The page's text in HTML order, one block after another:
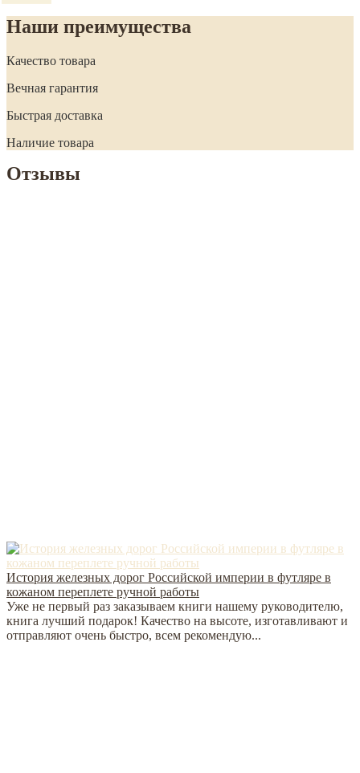
Наши преимущества
Качество товара
Вечная гарантия
Быстрая доставка
Наличие товара
Отзывы
История железных дорог Российской империи в футляре в
кожаном переплете ручной работы
Уже не первый раз заказываем книги нашему руководителю,
книга лучший подарок! Качество на высоте, изготавливают и
отправляют очень быстро, всем рекомендую...